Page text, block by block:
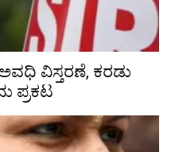
ವಿಸ್ತರಣೆ, ಕರಡು
ಪ್ರಕಟ